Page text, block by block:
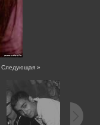
Следующая »